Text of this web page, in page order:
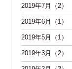
2019年7月（2）
2019年6月（1）
2019年5月（1）
2019年3月（2）